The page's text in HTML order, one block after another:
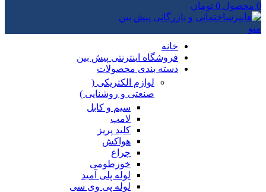
0 محصول 0 تومان
منو
خانه
فروشگاه اینترنتی پیش بین
دسته بندی محصولات
لوازم الکتریکی (
صنعتی و روشنایی )
سیم و کابل
لامپ
کلید پریز
هواکش
چراغ
خورطومی
لوله پلی آمید
لوله پی وی سی